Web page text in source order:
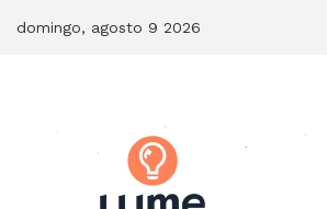
domingo, agosto 9 2026